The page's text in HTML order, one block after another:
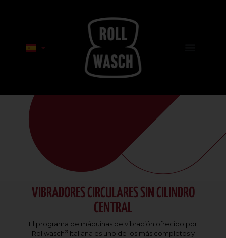
VIBRADORES CIRCULARES SIN CILINDRO
CENTRAL
El programa de máquinas de vibración ofrecido por
Rollwasch®Italiana es uno de los más completos y